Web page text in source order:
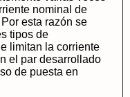
nominal de
esta razón se
tipos de
limitan la corriente
el par desarrollado
de puesta en